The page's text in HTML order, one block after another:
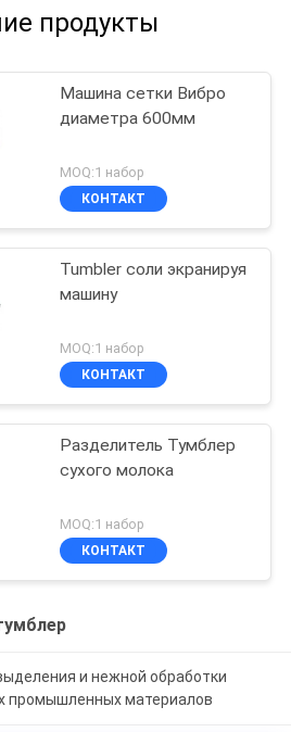
продукты
Машина сетки Вибро
диаметра 600мм
MOQ:1 набор
КОНТАКТ
Tumbler соли экранируя
машину
MOQ:1 набор
КОНТАКТ
Разделитель Тумблер
сухого молока
MOQ:1 набор
КОНТАКТ
и нежной обработки
промышленных материалов